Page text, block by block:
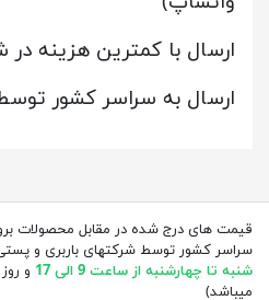
ارسال با کمترین هزینه در
ارسال به سراسر کشور
قیمت های درج شده در مقابل محصولات
سراسر کشور توسط شرکتهای باربری و
شنبه تا چهارشنبه از ساعت 9 الی 17
و روز
میباشد)